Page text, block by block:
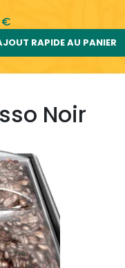
€
RAPIDE AU PANIER
Noir